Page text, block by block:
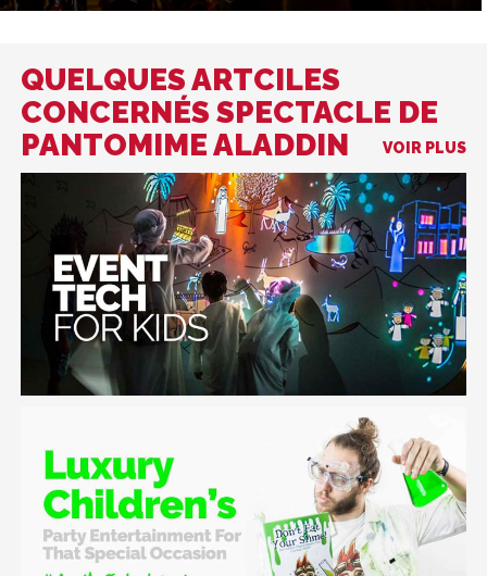
QUELQUES ARTCILES
CONCERNÉS SPECTACLE DE
PANTOMIME ALADDIN
VOIR PLUS